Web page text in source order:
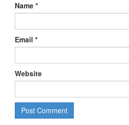
Name *
Email *
Website